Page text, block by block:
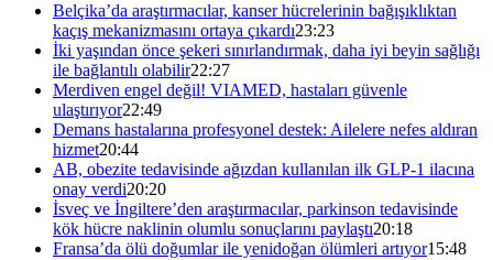
Belçika’da araştırmacılar, kanser hücrelerinin bağışıklıktan
kaçış mekanizmasını ortaya çıkardı23:23
İki yaşından önce şekeri sınırlandırmak, daha iyi beyin sağlığı
ile bağlantılı olabilir22:27
Merdiven engel değil! VIAMED, hastaları güvenle
ulaştırıyor22:49
Demans hastalarına profesyonel destek: Ailelere nefes aldıran
hizmet20:44
AB, obezite tedavisinde ağızdan kullanılan ilk GLP-1 ilacına
onay verdi20:20
İsveç ve İngiltere’den araştırmacılar, parkinson tedavisinde
kök hücre naklinin olumlu sonuçlarını paylaştı20:18
Fransa’da ölü doğumlar ile yenidoğan ölümleri artıyor15:48